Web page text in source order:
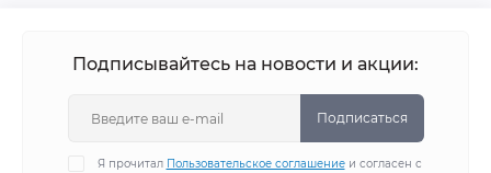
Подписывайтесь на новости и акции:
Подписаться
Я прочитал Пользовательское соглашениеи согласен с